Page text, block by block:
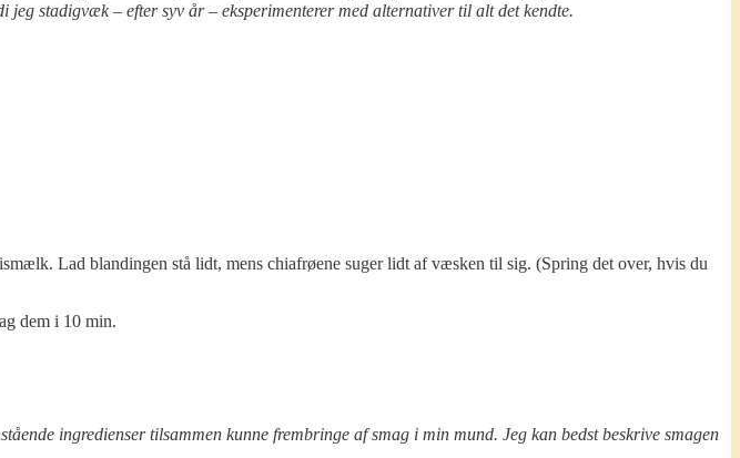
stadigvæk – efter syv år – eksperimenterer med alternativer til alt det kendte.
Lad blandingen stå lidt, mens chiafrøene suger lidt af væsken til sig. (Spring det over, hvis du
dem i 10 min.
ingredienser tilsammen kunne frembringe af smag i min mund. Jeg kan bedst beskrive smagen